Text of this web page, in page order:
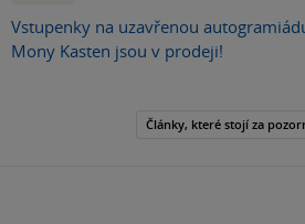
Vstupenky na uzavřenou
Mony Kasten jsou v prodeji!
Články, které stojí za